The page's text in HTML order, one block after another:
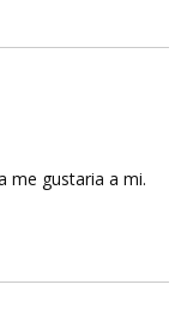
me gustaria a mi.